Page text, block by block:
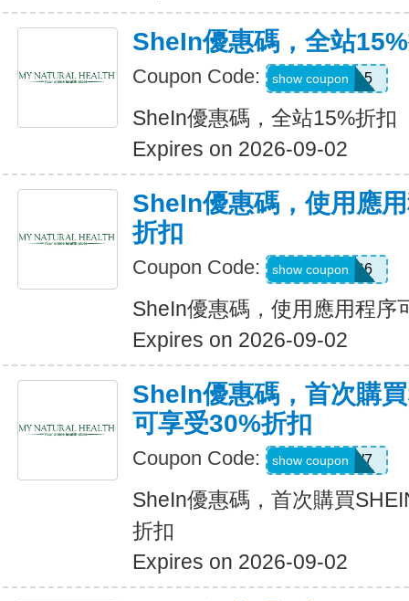
SheIn優惠碼，全站
Coupon Code: LOOMS15
show coupon
SheIn優惠碼，全站15%折扣
Expires on 2026-09-02
SheIn優惠碼，使用應
折扣
Coupon Code: 295KHS6
show coupon
SheIn優惠碼，使用應用程序
Expires on 2026-09-02
SheIn優惠碼，首次購
可享受30%折扣
Coupon Code: U3226W7
show coupon
SheIn優惠碼，首次購買
折扣
Expires on 2026-09-02